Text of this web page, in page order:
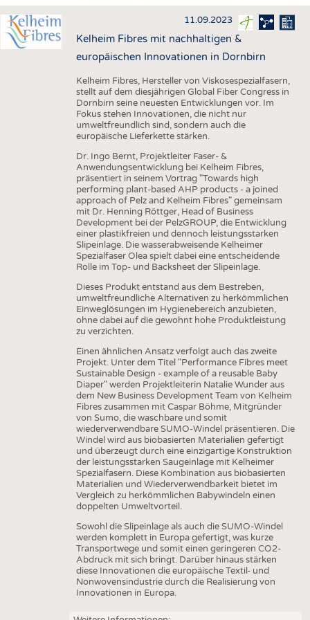
HAUS- UND HEIMTEXTILIEN
BEKLEIDUNG
TESTS
AUSSCHREIBUNGEN
DTV AUSSCHREIBUNGSDIENST
STATISTICS
ADRESSEN & LINKS
PUBLIKATIONEN
TERMINE
BRANCHENTERMINE
11.09.2023
Kelheim Fibres mit nachhaltigen &
europäischen Innovationen in Dornbirn
Kelheim Fibres, Hersteller von Viskosespezialfasern,
stellt auf dem diesjährigen Global Fiber Congress in
Dornbirn seine neuesten Entwicklungen vor. Im
Fokus stehen Innovationen, die nicht nur
umweltfreundlich sind, sondern auch die
europäische Lieferkette stärken.
Dr. Ingo Bernt, Projektleiter Faser- &
Anwendungsentwicklung bei Kelheim Fibres,
präsentiert in seinem Vortrag "Towards high
performing plant-based AHP products - a joined
approach of Pelz and Kelheim Fibres" gemeinsam
mit Dr. Henning Röttger, Head of Business
Development bei der PelzGROUP, die Entwicklung
einer plastikfreien und dennoch leistungsstarken
Slipeinlage. Die wasserabweisende Kelheimer
Spezialfaser Olea spielt dabei eine entscheidende
Rolle im Top- und Backsheet der Slipeinlage.
Dieses Produkt entstand aus dem Bestreben,
umweltfreundliche Alternativen zu herkömmlichen
Einweglösungen im Hygienebereich anzubieten,
ohne dabei auf die gewohnt hohe Produktleistung
zu verzichten.
Einen ähnlichen Ansatz verfolgt auch das zweite
Projekt. Unter dem Titel "Performance Fibres meet
Sustainable Design - example of a reusable Baby
Diaper" werden Projektleiterin Natalie Wunder aus
dem New Business Development Team von Kelheim
Fibres zusammen mit Caspar Böhme, Mitgründer
von Sumo, die waschbare und somit
wiederverwendbare SUMO-Windel präsentieren. Die
Windel wird aus biobasierten Materialien gefertigt
und überzeugt durch eine einzigartige Konstruktion
der leistungsstarken Saugeinlage mit Kelheimer
Spezialfasern. Diese Kombination aus biobasierten
Materialien und Wiederverwendbarkeit bietet im
Vergleich zu herkömmlichen Babywindeln einen
doppelten Umweltvorteil.
Sowohl die Slipeinlage als auch die SUMO-Windel
werden komplett in Europa gefertigt, was kurze
Transportwege und somit einen geringeren CO2-
Abdruck mit sich bringt. Darüber hinaus stärken
diese Innovationen die europäische Textil- und
Nonwovensindustrie durch die Realisierung von
Innovationen in Europa.